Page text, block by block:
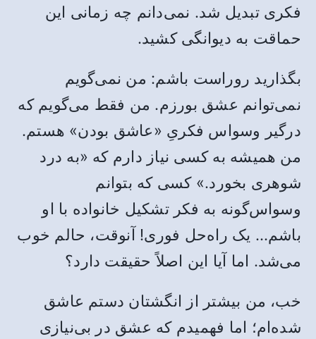
فکری تبدیل شد. نمی‌دانم چه زمانی این
حماقت به دیوانگی کشید.
بگذارید روراست باشم: من نمی‌گویم
نمی‌توانم عشق بورزم. من فقط می‌گویم که
درگیر وسواس فکریِ «عاشق بودن» هستم.
من همیشه به کسی نیاز دارم که «به درد
شوهری بخورد.» کسی که بتوانم
وسواس‌گونه به فکر تشکیل خانواده با او
باشم… یک راه‌حل فوری! آنوقت، حالم خوب
می‌شد. اما آیا این اصلاً حقیقت دارد؟
خب، من بیشتر از انگشتان دستم عاشق
شده‌ام؛ اما فهمیدم که عشق در بی‌نیازی